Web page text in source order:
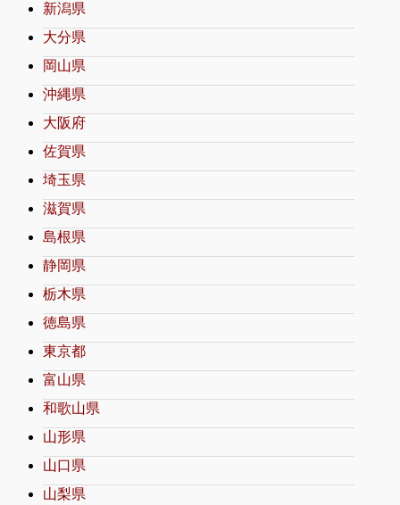
新潟県
大分県
岡山県
沖縄県
大阪府
佐賀県
埼玉県
滋賀県
島根県
静岡県
栃木県
徳島県
東京都
富山県
和歌山県
山形県
山口県
山梨県